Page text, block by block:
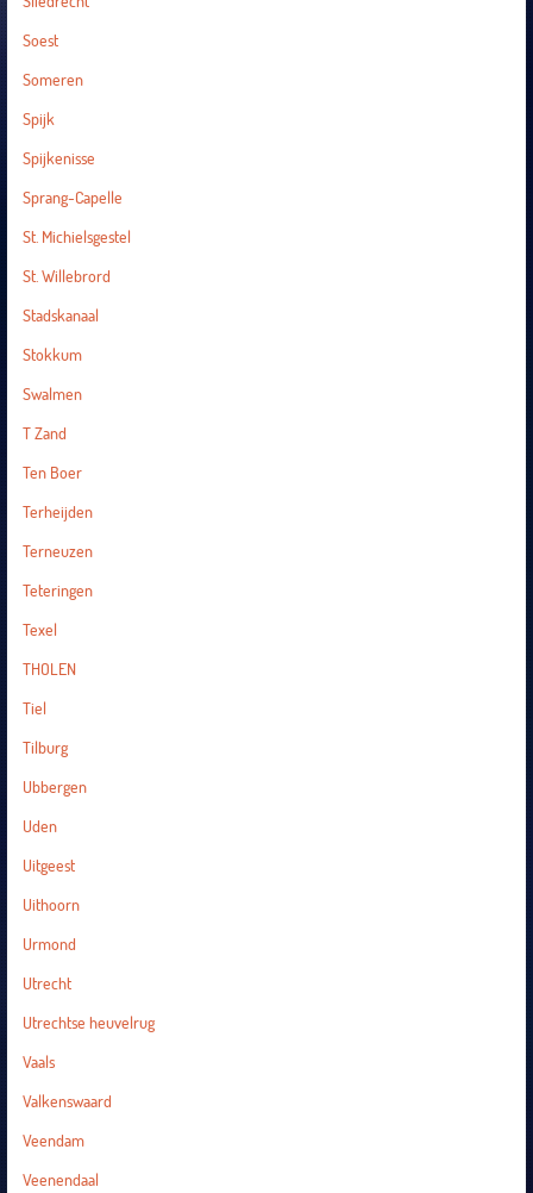
Soest
Someren
Spijk
Spijkenisse
Sprang-Capelle
St. Michielsgestel
St. Willebrord
Stadskanaal
Stokkum
Swalmen
T Zand
Ten Boer
Terheijden
Terneuzen
Teteringen
Texel
THOLEN
Tiel
Tilburg
Ubbergen
Uden
Uitgeest
Uithoorn
Urmond
Utrecht
Utrechtse heuvelrug
Vaals
Valkenswaard
Veendam
Veenendaal